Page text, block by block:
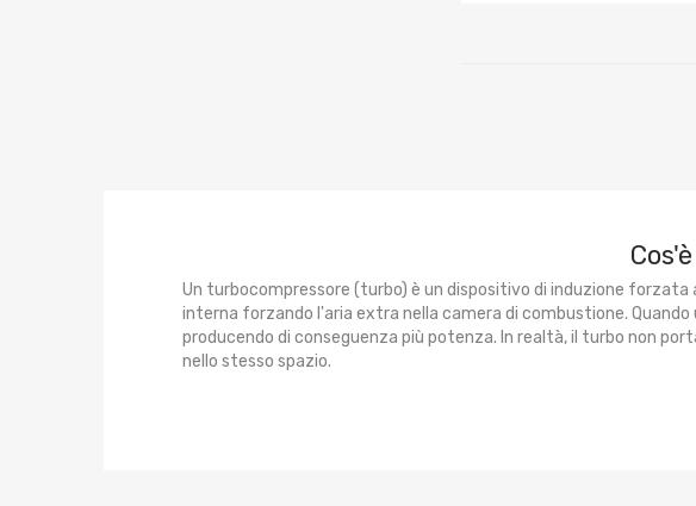
Un turbocompressore (turbo) è un dispositivo di induzione
interna forzando l'aria extra nella camera di combustione.
producendo di conseguenza più potenza. In realtà, il turbo non
nello stesso spazio.
Come